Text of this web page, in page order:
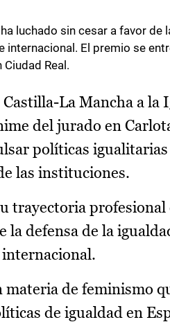
luchado sin cesar a favor de
El premio se
Real.
La Mancha a la
del jurado en
políticas igualitarias
las instituciones.
trayectoria profesional
la defensa de la
internacional.
materia de feminismo
de igualdad en